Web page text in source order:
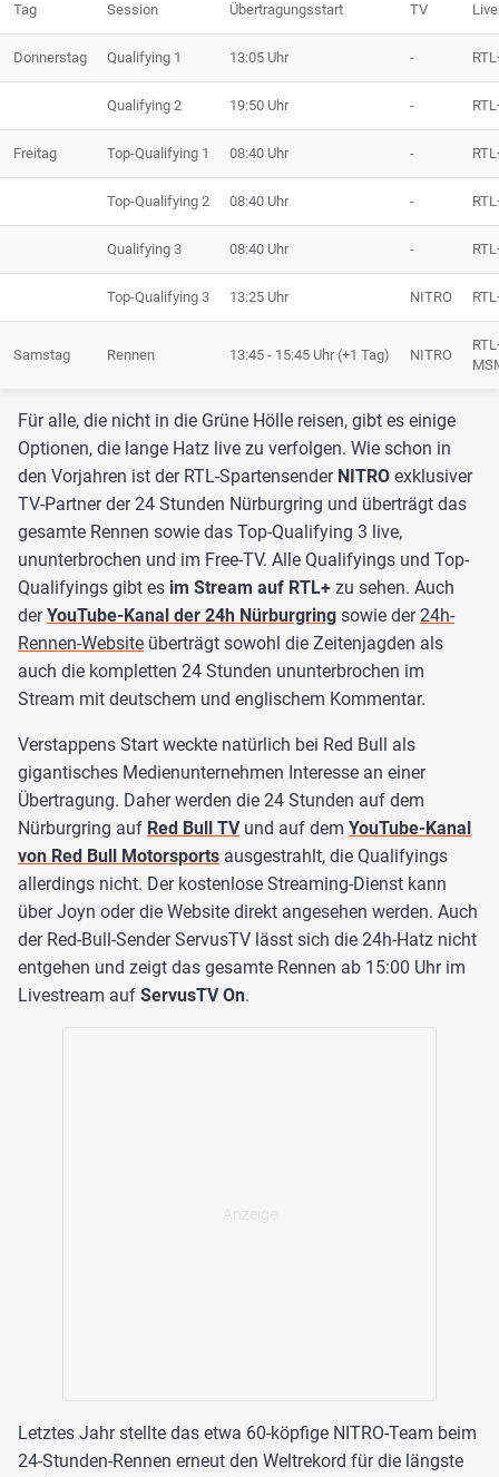
Tag Session Übertragungsstart TV
Donnerstag Qualifying 1 13:05 Uhr -
Qualifying 2 19:50 Uhr -
Freitag Top-Qualifying 1 08:40 Uhr -
Top-Qualifying 2 08:40 Uhr -
Qualifying 3 08:40 Uhr -
Top-Qualifying 3 13:25 Uhr NITRO
Samstag Rennen 13:45 - 15:45 Uhr (+1 Tag) NITRO
Für alle, die nicht in die Grüne Hölle reisen, gibt es einige
Optionen, die lange Hatz live zu verfolgen. Wie schon in
den Vorjahren ist der RTL-Spartensender NITRO exklusiver
TV-Partner der 24 Stunden Nürburgring und überträgt das
gesamte Rennen sowie das Top-Qualifying 3 live,
ununterbrochen und im Free-TV. Alle Qualifyings und Top-
Qualifyings gibt es im Stream auf RTL+ zu sehen. Auch
derYouTube-Kanal der 24h Nürburgring sowie der 24h-
Rennen-Website überträgt sowohl die Zeitenjagden als
auch die kompletten 24 Stunden ununterbrochen im
Stream mit deutschem und englischem Kommentar.
Verstappens Start weckte natürlich bei Red Bull als
gigantisches Medienunternehmen Interesse an einer
Übertragung. Daher werden die 24 Stunden auf dem
Nürburgring auf Red Bull TVund auf dem YouTube-Kanal
von Red Bull Motorsports ausgestrahlt, die Qualifyings
allerdings nicht. Der kostenlose Streaming-Dienst kann
über Joyn oder die Website direkt angesehen werden. Auch
der Red-Bull-Sender ServusTV lässt sich die 24h-Hatz nicht
entgehen und zeigt das gesamte Rennen ab 15:00 Uhr im
Livestream auf ServusTV On.
Letztes Jahr stellte das etwa 60-köpfige NITRO-Team beim
24-Stunden-Rennen erneut den Weltrekord für die längste